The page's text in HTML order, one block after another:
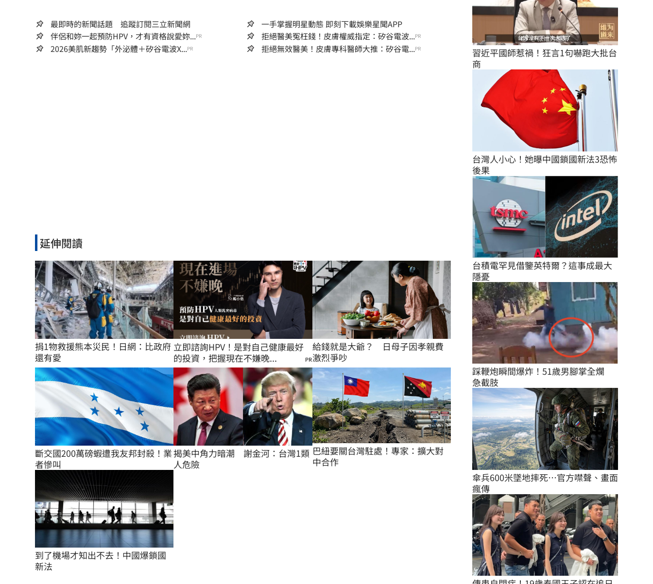
最即時的新聞話題 追蹤訂閱三立新聞網
一手掌握明星動態 即刻下載娛樂星聞APP
伴侶和妳一起預防HPV，才有資格說愛妳...PR 拒絕醫美冤枉錢！皮膚權威指定：矽谷電波...PR
2026美肌新趨勢「外泌體＋矽谷電波X...PR 拒絕無效醫美！皮膚專科醫師大推：矽谷電...PR
延伸閱讀
捐1物救援熊本災民！日網：比政府
還有愛
立即諮詢HPV！是對自己健康最好
的投資，把握現在不嫌晚...
PR
給錢就是大爺？　日母子因孝親費
激烈爭吵
斷交國200萬磅蝦遭我友邦封殺！業
者慘叫
揭美中角力暗潮　謝金河：台灣1類
人危險
巴紐要關台灣駐處！專家：擴大對
中合作
到了機場才知出不去！中國爆鎖國
新法
習近平國師惹禍！狂言1句嚇跑大批台
商
台灣人小心！她曝中國鎖國新法3恐怖
後果
台積電罕見借鑒英特爾？這事成最大
隱憂
踩鞭炮瞬間爆炸！51歲男腳掌全爛
急截肢
傘兵600米墜地摔死…官方噤聲、畫面
瘋傳